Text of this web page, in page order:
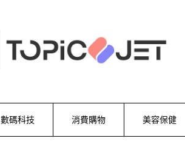
數碼科技 消費購物 美容保健